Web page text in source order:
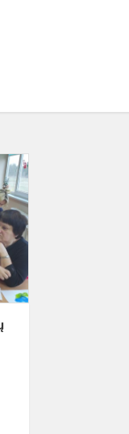
Kūrybinės
dirbtuvės
„Emocinių
kompetencijų
ugdymas
netr...